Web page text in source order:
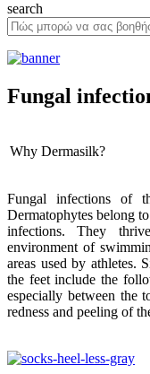
search
Fungal
Why Dermasilk?
Fungal infections of
Dermatophytes belong
infections. They
environment of
areas used by athletes.
the feet include the
especially between the
redness and peeling of